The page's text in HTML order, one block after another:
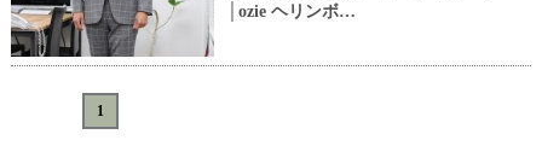
│ozie ヘリンボ…
1